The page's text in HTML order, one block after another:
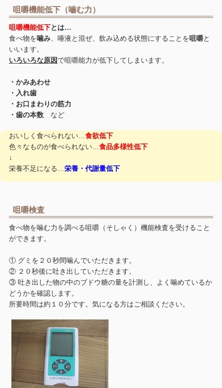
咀嚼機能低下（嚙む力）
咀嚼機能低下とは…
食べ物を噛み、唾液と混ぜ、飲み込める状態にすることを咀嚼と
いいます。
いろいろな原因で咀嚼能力が低下してしまいます。
・かみあわせ
・入れ歯
・お口まわりの筋力
・歯の本数 など
おいしく食べられない… 食欲低下
色々なものが食べられない… 食品多様性低下
↓
栄養不足になる… 栄養・代謝量低下
咀嚼検査
食べ物を噛む力を調べる咀嚼（そしゃく）機能検査を受けること
ができます。
① グミを２０秒間噛んでいただきます。
② ２０秒後に吐き出していただきます。
③ 吐き出した物の中のブドウ糖の量を計測し、よく噛めているか
どうかを確認します。
所要時間は約１０分です。気になる方はご相談ください。